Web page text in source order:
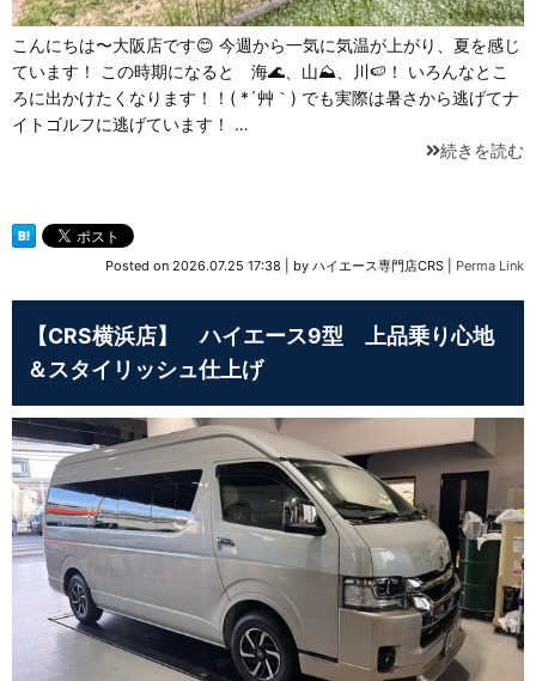
こんにちは〜大阪店です😊 今週から一気に気温が上がり、夏を感じ
ています！ この時期になると 海🌊、山⛰、川🍉！ いろんなとこ
ろに出かけたくなります！！( *´艸｀) でも実際は暑さから逃げてナ
イトゴルフに逃げています！ …
続きを読む
Posted on 2026.07.25 17:38 by ハイエース専門店CRS Perma Link
【CRS横浜店】 ハイエース9型 上品乗り心地
＆スタイリッシュ仕上げ